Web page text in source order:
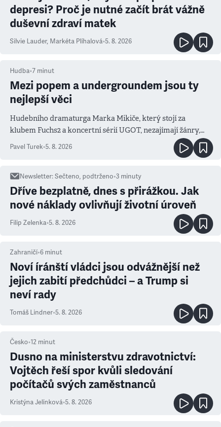
depresi? Proč je nutné začít brát vážně
duševní zdraví matek
Silvie Lauder, Markéta Plíhalová•5. 8. 2026
Hudba•7 minut
Mezi popem a undergroundem jsou ty
nejlepší věci
Hudebního dramaturga Marka Mikiče, který stojí za
klubem Fuchs2 a koncertní sérií UGOT, nezajímají žánry,
ale atmosféra
Pavel Turek•5. 8. 2026
Newsletter:Sečteno, podtrženo•3 minuty
Dříve bezplatně, dnes s přirážkou. Jak
nové náklady ovlivňují životní úroveň
Filip Zelenka•5. 8. 2026
Zahraničí•6 minut
Noví íránští vládci jsou odvážnější než
jejich zabití předchůdci – a Trump si
neví rady
Tomáš Lindner•5. 8. 2026
Česko•12 minut
Dusno na ministerstvu zdravotnictví:
Vojtěch řeší spor kvůli sledování
počítačů svých zaměstnanců
Kristýna Jelínková•5. 8. 2026